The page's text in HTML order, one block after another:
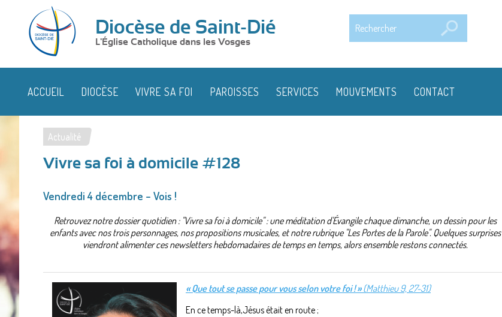
Diocèse de Saint-Dié
L'Église Catholique dans les Vosges
ACCUEIL DIOCÈSE VIVRE SA FOI PAROISSES SERVICES MOUVEMENTS CONTACT
Vous
êtes
ici
Actualité
Vivre sa foi à domicile #128
Vendredi 4 décembre – Vois !
Retrouvez notre dossier quotidien : "Vivre sa foi à domicile" : une méditation d'Évangile chaque dimanche, un dessin pour les
enfants avec nos trois personnages, nos propositions musicales, et notre rubrique "Les Portes de la Parole". Quelques surprises
viendront alimenter ces newsletters hebdomadaires de temps en temps, alors ensemble restons connectés.
« Que tout se passe pour vous selon votre foi ! »(Matthieu 9, 27-31)
En ce temps-là,Jésus était en route ;